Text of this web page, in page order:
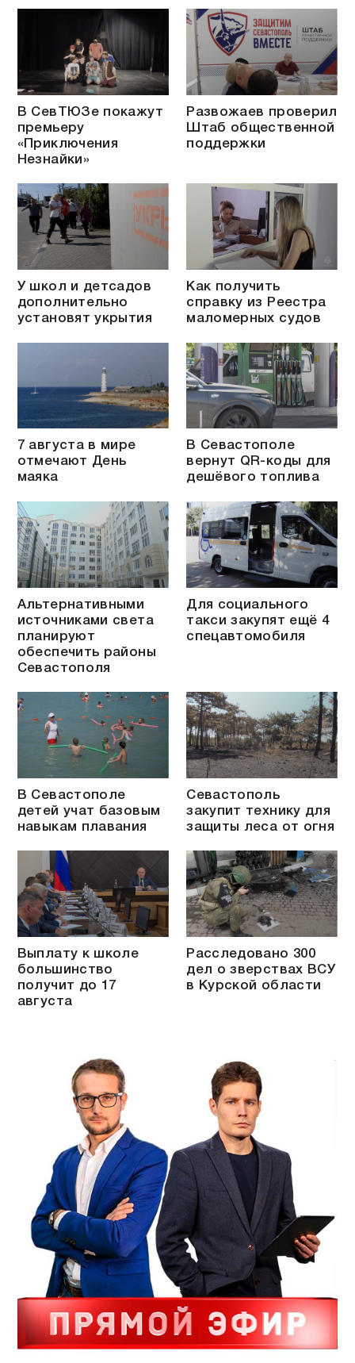
В СевТЮЗе покажут
премьеру
«Приключения
Незнайки»
Развожаев проверил
Штаб общественной
поддержки
У школ и детсадов
дополнительно
установят укрытия
Как получить
справку из Реестра
маломерных судов
7 августа в мире
отмечают День
маяка
В Севастополе
вернут QR-коды для
дешёвого топлива
Альтернативными
источниками света
планируют
обеспечить районы
Севастополя
Для социального
такси закупят ещё 4
спецавтомобиля
В Севастополе
детей учат базовым
навыкам плавания
Севастополь
закупит технику для
защиты леса от огня
Выплату к школе
большинство
получит до 17
августа
Расследовано 300
дел о зверствах ВСУ
в Курской области